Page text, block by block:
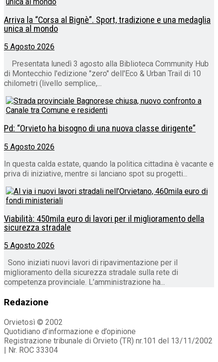
Arriva la “Corsa al Bignè”. Sport, tradizione e una medaglia
unica al mondo
5 Agosto 2026
Presentata lunedì 3 agosto alla Biblioteca Community Hub
di Montecchio l'edizione "zero" dell'Eco & Urban Trail di 10
chilometri (livello semplice,...
Pd: “Orvieto ha bisogno di una nuova classe dirigente”
5 Agosto 2026
In questa calda estate, quando la politica cittadina è vacante e
priva di iniziative, mentre si lanciano spot su progetti...
Viabilità: 450mila euro di lavori per il miglioramento della
sicurezza stradale
5 Agosto 2026
Sono iniziati nuovi lavori di ripavimentazione per il
miglioramento della sicurezza stradale sulla rete di
competenza provinciale. L’amministrazione ha...
Redazione
Orvietosì © 2002
Quotidiano d’informazione e d’opinione
Registrazione tribunale di Orvieto (TR) nr.101 del 13/11/2002
| Nr. ROC 33304